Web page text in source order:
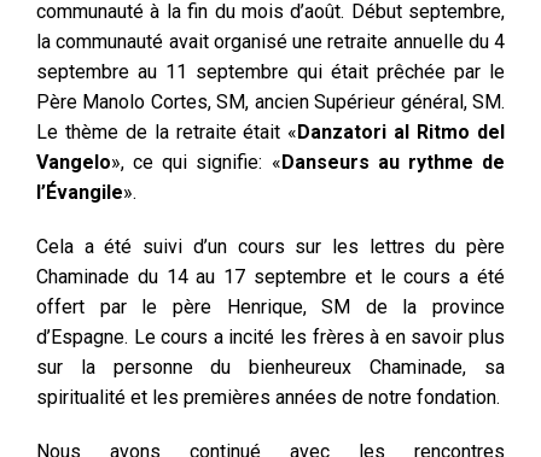
communauté à la fin du mois d’août. Début septembre,
la communauté avait organisé une retraite annuelle du 4
septembre au 11 septembre qui était prêchée par le
Père Manolo Cortes, SM, ancien Supérieur général, SM.
Le thème de la retraite était «Danzatori al Ritmo del
Vangelo», ce qui signifie: «Danseurs au rythme de
l’Évangile».
Cela a été suivi d’un cours sur les lettres du père
Chaminade du 14 au 17 septembre et le cours a été
offert par le père Henrique, SM de la province
d’Espagne. Le cours a incité les frères à en savoir plus
sur la personne du bienheureux Chaminade, sa
spiritualité et les premières années de notre fondation.
Nous avons continué avec les rencontres